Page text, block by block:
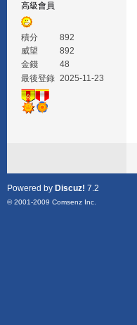
高級會員
積分
892
威望
892
金錢
48
最後登錄 2025-11-23
Powered by Discuz! 7.2
© 2001-2009 Comsenz Inc.